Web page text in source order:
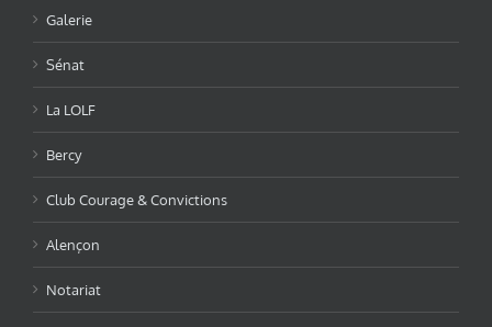
Galerie
Sénat
La LOLF
Bercy
Club Courage & Convictions
Alençon
Notariat